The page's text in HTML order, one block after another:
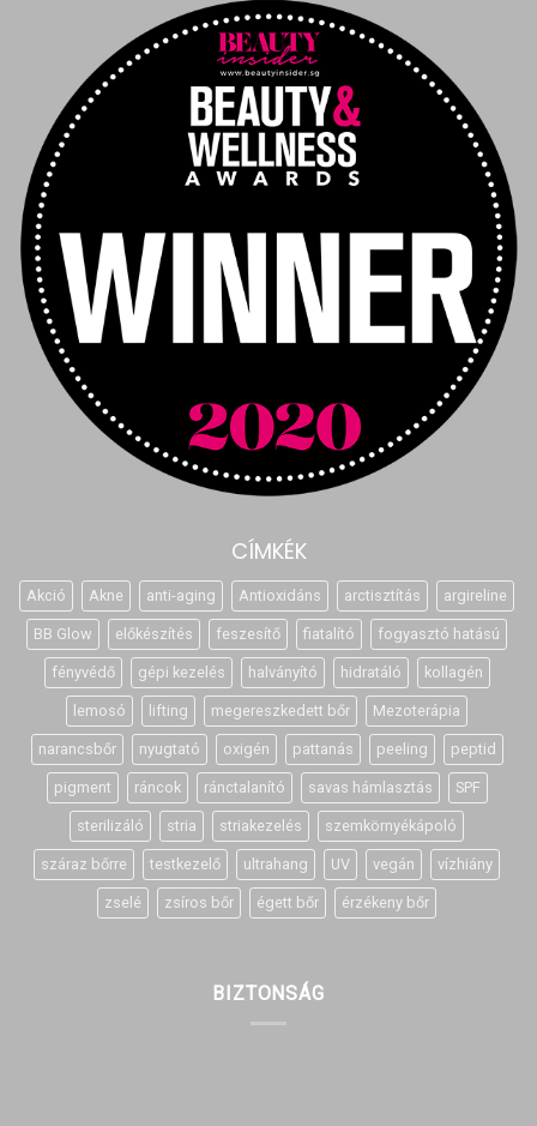
CÍMKÉK
Akció Akne anti-aging Antioxidáns arctisztítás argireline
BB Glow előkészítés feszesítő fiatalító fogyasztó hatású
fényvédő gépi kezelés halványító hidratáló kollagén
lemosó lifting megereszkedett bőr Mezoterápia
narancsbőr nyugtató oxigén pattanás peeling peptid
pigment ráncok ránctalanító savas hámlasztás SPF
sterilizáló stria striakezelés szemkörnyékápoló
száraz bőrre testkezelő ultrahang UV vegán vízhiány
zselé zsíros bőr égett bőr érzékeny bőr
BIZTONSÁG